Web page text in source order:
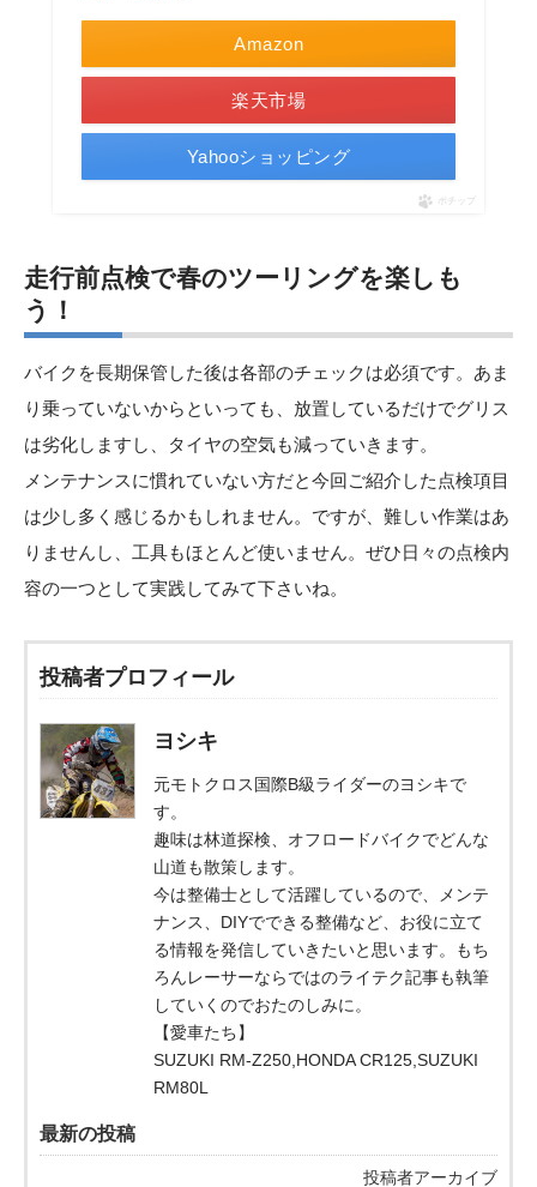
Amazon
楽天市場
Yahooショッピング
ポチップ
走行前点検で春のツーリングを楽しも
う！
バイクを長期保管した後は各部のチェックは必須です。あま
り乗っていないからといっても、放置しているだけでグリス
は劣化しますし、タイヤの空気も減っていきます。
メンテナンスに慣れていない方だと今回ご紹介した点検項目
は少し多く感じるかもしれません。ですが、難しい作業はあ
りませんし、工具もほとんど使いません。ぜひ日々の点検内
容の一つとして実践してみて下さいね。
投稿者プロフィール
ヨシキ
元モトクロス国際B級ライダーのヨシキで
す。
趣味は林道探検、オフロードバイクでどんな
山道も散策します。
今は整備士として活躍しているので、メンテ
ナンス、DIYでできる整備など、お役に立て
る情報を発信していきたいと思います。もち
ろんレーサーならではのライテク記事も執筆
していくのでおたのしみに。
【愛車たち】
SUZUKI RM-Z250,HONDA CR125,SUZUKI
RM80L
最新の投稿
投稿者アーカイブ